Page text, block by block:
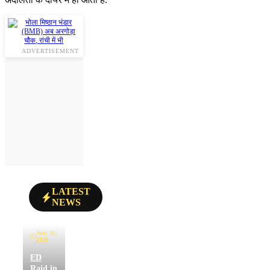
ADVERTISEMENT
LATEST
NEWS
July 31,
2026
ED